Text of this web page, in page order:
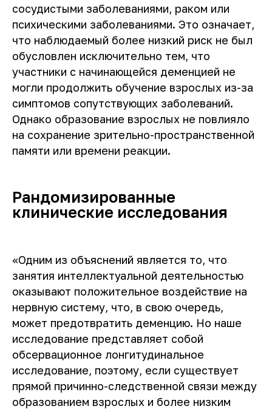
сосудистыми заболеваниями, раком или
психическими заболеваниями. Это означает,
что наблюдаемый более низкий риск не был
обусловлен исключительно тем, что
участники с начинающейся деменцией не
могли продолжить обучение взрослых из-за
симптомов сопутствующих заболеваний.
Однако образование взрослых не повлияло
на сохранение зрительно-пространственной
памяти или времени реакции.
Рандомизированные
клинические исследования
«Одним из объяснений является то, что
занятия интеллектуальной деятельностью
оказывают положительное воздействие на
нервную систему, что, в свою очередь,
может предотвратить деменцию. Но наше
исследование представляет собой
обсервационное лонгитудинальное
исследование, поэтому, если существует
прямой причинно-следственной связи между
образованием взрослых и более низким
Тест
О нас
Партнерам
Отчетность
О деменции
Документы и реквизиты
Забота о себе
Забота о близком
info@dementcia.net
+7 (925) 725-38-49
2026 АНО «ДЕМЕНЦИЯ.НЕТ»